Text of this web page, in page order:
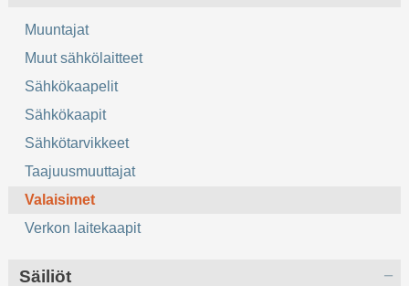
Muuntajat
Muut sähkölaitteet
Sähkökaapelit
Sähkökaapit
Sähkötarvikkeet
Taajuusmuuttajat
Valaisimet
Verkon laitekaapit
Säiliöt